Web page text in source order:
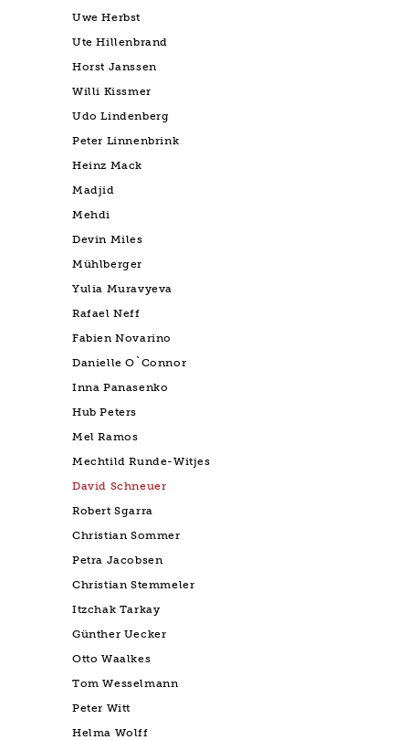
Uwe Herbst
Ute Hillenbrand
Horst Janssen
Willi Kissmer
Udo Lindenberg
Peter Linnenbrink
Heinz Mack
Madjid
Mehdi
Devin Miles
Mühlberger
Yulia Muravyeva
Rafael Neff
Fabien Novarino
Danielle O`Connor
Inna Panasenko
Hub Peters
Mel Ramos
Mechtild Runde-Witjes
David Schneuer
Robert Sgarra
Christian Sommer
Petra Jacobsen
Christian Stemmeler
Itzchak Tarkay
Günther Uecker
Otto Waalkes
Tom Wesselmann
Peter Witt
Helma Wolff